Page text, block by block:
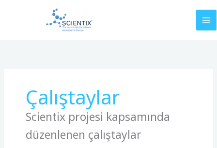
Çalıştaylar
Scientix projesi kapsamında
düzenlenen çalıştaylar